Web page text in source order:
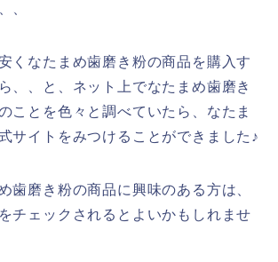
、
くなたまめ歯磨き粉の商品を購入す
、、と、ネット上でなたまめ歯磨き
ことを色々と調べていたら、なたま
サイトをみつけることができました♪
歯磨き粉の商品に興味のある方は、
チェックされるとよいかもしれませ